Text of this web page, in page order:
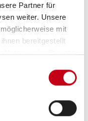
Partner für
weiter. Unsere
mit
bereitgestellt
Nutzung der Dienste